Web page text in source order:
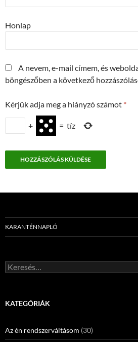
Honlap
A nevem, e-mail címem, és
böngészőben a következő
Kérjük adja meg a hiányzó számot *
+ = tíz
KARANTÉNNAPLÓ
Keresés:
KATEGÓRIÁK
Az én rendszerváltásom (30)